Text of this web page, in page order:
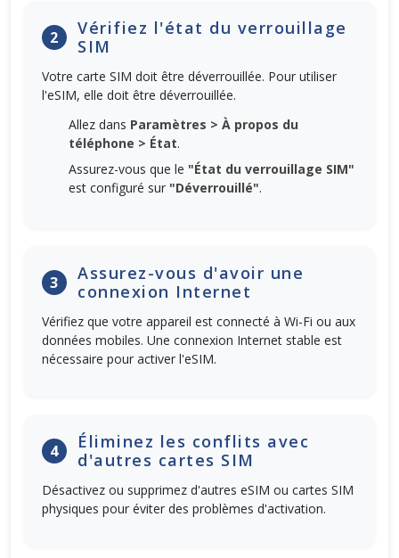
2
Vérifiez l'état du verrouillage
SIM
Votre carte SIM doit être déverrouillée. Pour utiliser
l'eSIM, elle doit être déverrouillée.
Allez dans Paramètres > À propos du
téléphone > État.
Assurez-vous que le "État du verrouillage SIM"
est configuré sur "Déverrouillé".
3
Assurez-vous d'avoir une
connexion Internet
Vérifiez que votre appareil est connecté à Wi-Fi ou aux
données mobiles. Une connexion Internet stable est
nécessaire pour activer l'eSIM.
4
Éliminez les conflits avec
d'autres cartes SIM
Désactivez ou supprimez d'autres eSIM ou cartes SIM
physiques pour éviter des problèmes d'activation.